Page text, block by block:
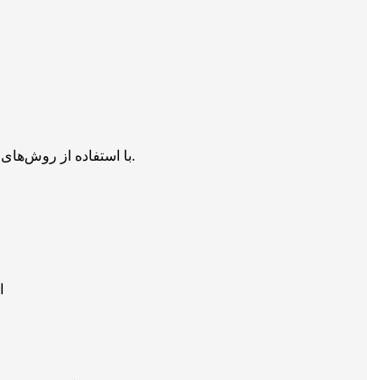
با استفاده از روش‌های زیر می‌توانید این صفحه را با دوستان خود به اشتراک بگذارید.